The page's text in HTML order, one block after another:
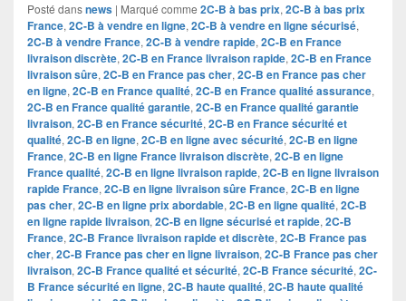
Posté dansnews | Marqué comme 2C-B à bas prix, 2C-B à bas prix
France, 2C-B à vendre en ligne, 2C-B à vendre en ligne sécurisé,
2C-B à vendre France, 2C-B à vendre rapide, 2C-B en France
livraison discrète, 2C-B en France livraison rapide, 2C-B en France
livraison sûre, 2C-B en France pas cher, 2C-B en France pas cher
en ligne, 2C-B en France qualité, 2C-B en France qualité assurance,
2C-B en France qualité garantie, 2C-B en France qualité garantie
livraison, 2C-B en France sécurité, 2C-B en France sécurité et
qualité, 2C-B en ligne, 2C-B en ligne avec sécurité, 2C-B en ligne
France, 2C-B en ligne France livraison discrète, 2C-B en ligne
France qualité, 2C-B en ligne livraison rapide, 2C-B en ligne livraison
rapide France, 2C-B en ligne livraison sûre France, 2C-B en ligne
pas cher, 2C-B en ligne prix abordable, 2C-B en ligne qualité, 2C-B
en ligne rapide livraison, 2C-B en ligne sécurisé et rapide, 2C-B
France, 2C-B France livraison rapide et discrète, 2C-B France pas
cher, 2C-B France pas cher en ligne livraison, 2C-B France pas cher
livraison, 2C-B France qualité et sécurité, 2C-B France sécurité, 2C-
B France sécurité en ligne, 2C-B haute qualité, 2C-B haute qualité